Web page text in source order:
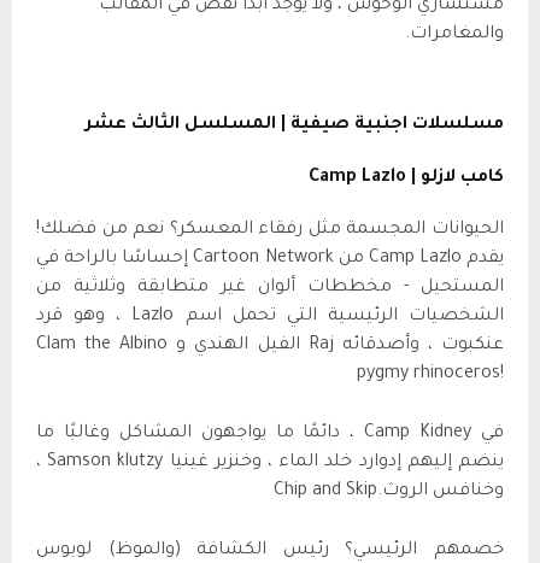
مستشاري الوحوش ، ولا يوجد أبدًا نقص في المقالب
والمغامرات.
مسلسلات اجنبية صيفية | المسلسل الثالث عشر
كامب لازلو | Camp Lazlo
الحيوانات المجسمة مثل رفقاء المعسكر؟ نعم من فضلك!
يقدم Camp Lazlo منCartoon Network إحساسًا بالراحة في
المستحيل - مخططات ألوان غير متطابقة وثلاثية من
الشخصيات الرئيسية التي تحمل اسم Lazlo
، وهو قرد
عنكبوت ، وأصدقائه Raj الفيل الهندي و Clam the Albino
pygmy rhinoceros!
في Camp Kidney ، دائمًا ما يواجهون المشاكل وغالبًا ما
ينضم إليهم إدوارد خلد الماء ، وخنزير غينيا Samson klutzy ،
وخنافس الروثChip and Skip.
خصمهم الرئيسي؟ رئيس الكشافة (والموظ) لوبوس